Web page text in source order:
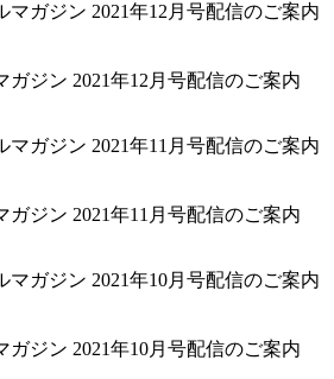
ガジン 2021年12月号配信のご案内
ガジン 2021年11月号配信のご案内
ガジン 2021年10月号配信のご案内